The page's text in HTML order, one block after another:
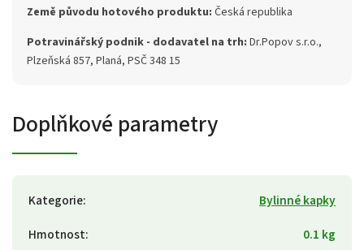
Země původu hotového produktu: Česká republika
Potravinářský podnik - dodavatel na trh: Dr.Popov s.r.o.,
Plzeňská 857, Planá, PSČ 348 15
Doplňkové parametry
Kategorie:
Bylinné kapky
Hmotnost:
0.1 kg